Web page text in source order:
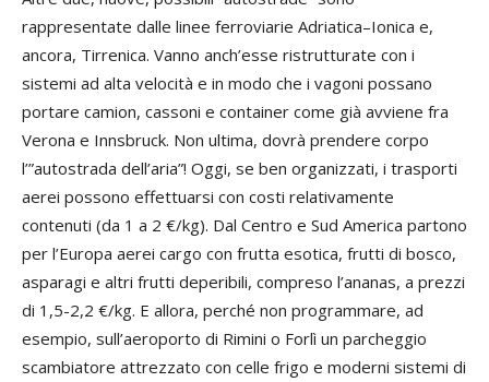
rappresentate dalle linee ferroviarie Adriatica–Ionica e,
ancora, Tirrenica. Vanno anch’esse ristrutturate con i
sistemi ad alta velocità e in modo che i vagoni possano
portare camion, cassoni e container come già avviene fra
Verona e Innsbruck. Non ultima, dovrà prendere corpo
l’”autostrada dell’aria”! Oggi, se ben organizzati, i trasporti
aerei possono effettuarsi con costi relativamente
contenuti (da 1 a 2 €/kg). Dal Centro e Sud America partono
per l’Europa aerei cargo con frutta esotica, frutti di bosco,
asparagi e altri frutti deperibili, compreso l’ananas, a prezzi
di 1,5-2,2 €/kg. E allora, perché non programmare, ad
esempio, sull’aeroporto di Rimini o Forlì un parcheggio
scambiatore attrezzato con celle frigo e moderni sistemi di